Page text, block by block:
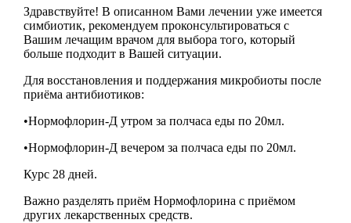
Здравствуйте! В описанном Вами лечении уже имеется
симбиотик, рекомендуем проконсультироваться с
Вашим лечащим врачом для выбора того, который
больше подходит в Вашей ситуации.
Для восстановления и поддержания микробиоты после
приёма антибиотиков:
•Нормофлорин-Д утром за полчаса еды по 20мл.
•Нормофлорин-Д вечером за полчаса еды по 20мл.
Курс 28 дней.
Важно разделять приём Нормофлорина с приёмом
других лекарственных средств.